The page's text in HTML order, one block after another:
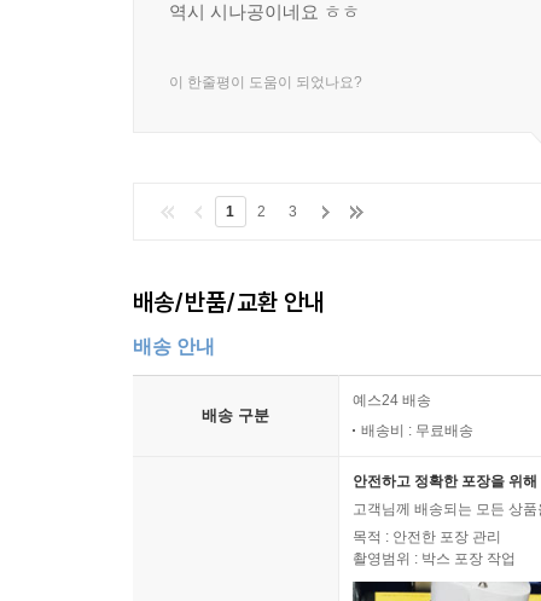
역시 시나공이네요 ㅎㅎ
이 한줄평이 도움이 되었나요?
1 2 3
배송/반품/교환 안내
배송 안내
배송 구분
예스24 배송
배송비 : 무료배송
안전하고 정확한 포장을 위
고객님께 배송되는 모든 상
목적 : 안전한 포장 관리
촬영범위 : 박스 포장 작업